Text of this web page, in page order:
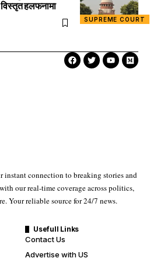
SUPREME COURT
हलफनामा
instant connection to breaking stories and
our real-time coverage across politics,
Your reliable source for 24/7 news.
Usefull Links
Contact Us
Advertise with US